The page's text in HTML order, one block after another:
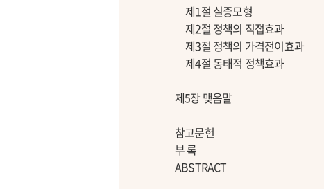
제1절 실증모형
제2절 정책의 직접효과
제3절 정책의 가격전이효과
제4절 동태적 정책효과
제5장 맺음말
참고문헌
부 록
ABSTRACT